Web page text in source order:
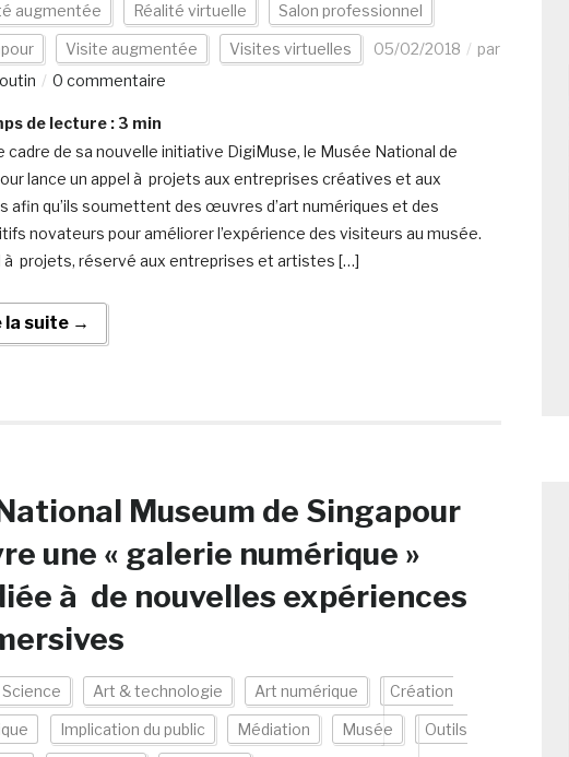
augmentée Réalité virtuelle Salon professionnel
Visite augmentée Visites virtuelles 05/02/2018
par
0 commentaire
de lecture : 3 min
cadre de sa nouvelle initiative DigiMuse, le Musée National de
lance un appel à projets aux entreprises créatives et aux
afin qu’ils soumettent des œuvres d’art numériques et des
novateurs pour améliorer l’expérience des visiteurs au musée.
à projets, réservé aux entreprises et artistes […]
la suite →
Museum de Singapour
une « galerie numérique »
à de nouvelles expériences
Art & technologie Art numérique Création
Implication du public Médiation Musée Outils